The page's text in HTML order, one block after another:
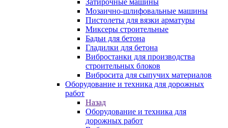
Затирочные машины
Мозаично-шлифовальные машины
Пистолеты для вязки арматуры
Миксеры строительные
Бадьи для бетона
Гладилки для бетона
Вибростанки для производства
строительных блоков
Вибросита для сыпучих материалов
Оборудование и техника для дорожных
работ
Назад
Оборудование и техника для
дорожных работ